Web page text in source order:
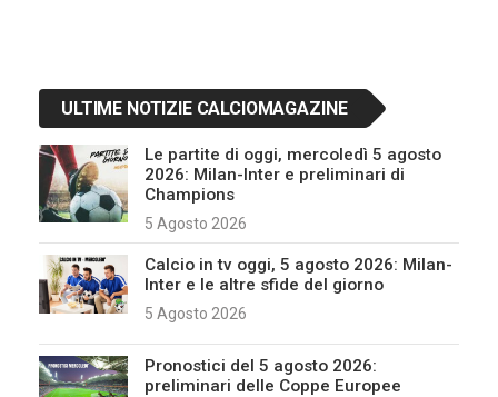
ULTIME NOTIZIE CALCIOMAGAZINE
Le partite di oggi, mercoledì 5 agosto
2026: Milan-Inter e preliminari di
Champions
5 Agosto 2026
Calcio in tv oggi, 5 agosto 2026: Milan-
Inter e le altre sfide del giorno
5 Agosto 2026
Pronostici del 5 agosto 2026:
preliminari delle Coppe Europee